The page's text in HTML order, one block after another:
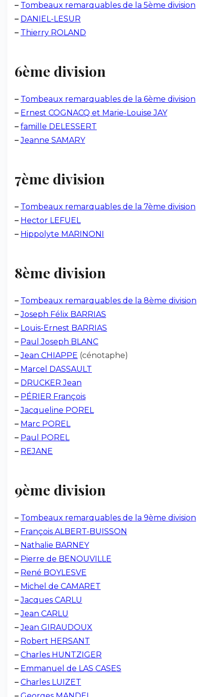
– Tombeaux remarquables de la 5ème division
– DANIEL-LESUR
– Thierry ROLAND
6ème division
– Tombeaux remarquables de la 6ème division
– Ernest COGNACQ et Marie-Louise JAY
– famille DELESSERT
– Jeanne SAMARY
7ème division
– Tombeaux remarquables de la 7ème division
– Hector LEFUEL
– Hippolyte MARINONI
8ème division
– Tombeaux remarquables de la 8ème division
– Joseph Félix BARRIAS
– Louis-Ernest BARRIAS
– Paul Joseph BLANC
– Jean CHIAPPE (cénotaphe)
– Marcel DASSAULT
– DRUCKER Jean
– PÉRIER François
– Jacqueline POREL
– Marc POREL
– Paul POREL
– REJANE
9ème division
– Tombeaux remarquables de la 9ème division
– François ALBERT-BUISSON
– Nathalie BARNEY
– Pierre de BENOUVILLE
– René BOYLESVE
– Michel de CAMARET
– Jacques CARLU
– Jean CARLU
– Jean GIRAUDOUX
– Robert HERSANT
– Charles HUNTZIGER
– Emmanuel de LAS CASES
– Charles LUIZET